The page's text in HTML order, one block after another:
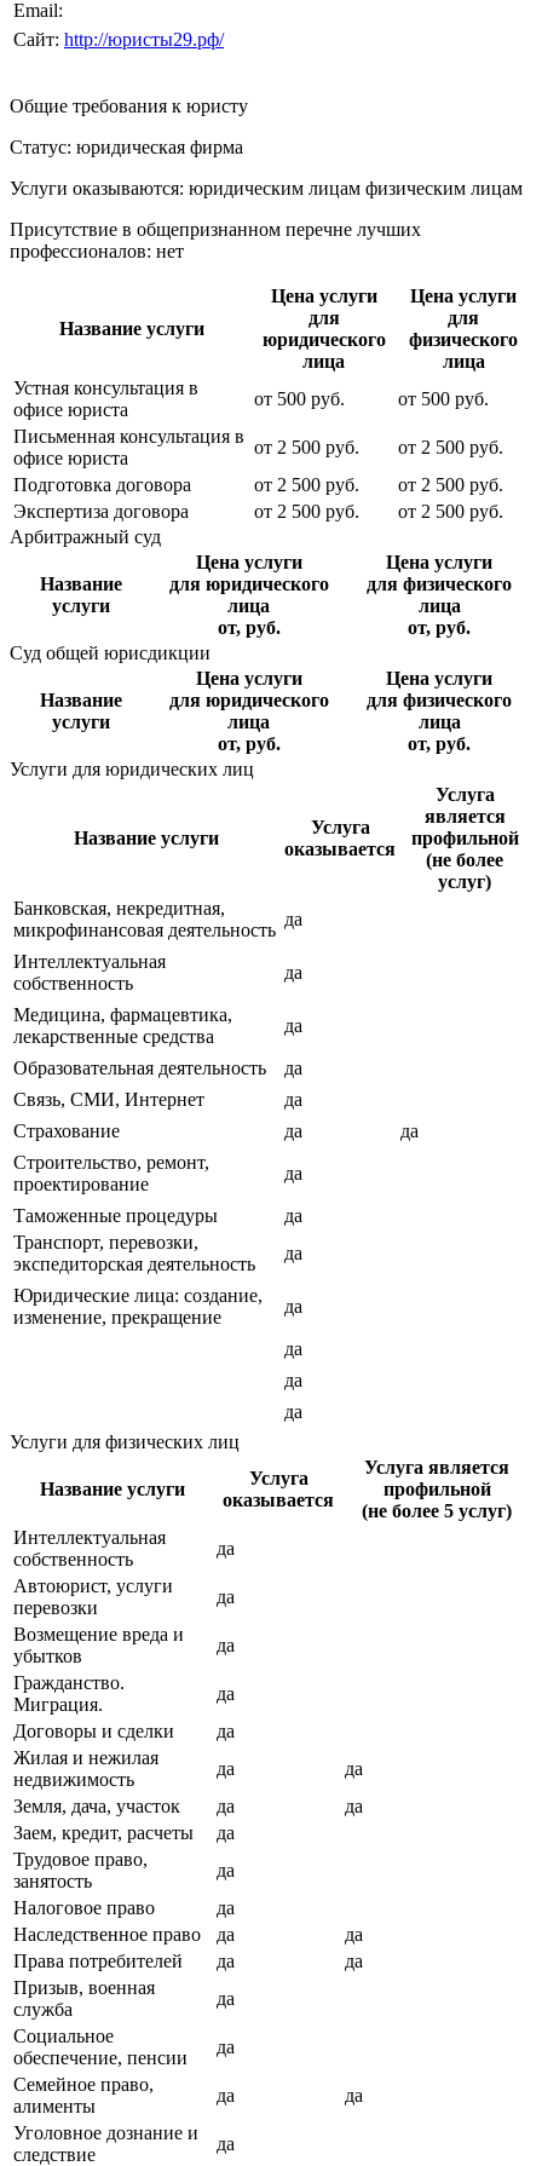
Email:
Сайт: http://юристы29.рф/
Общие требования к юристу
Статус: юридическая фирма
Услуги оказываются: юридическим лицам физическим лицам
Присутствие в общепризнанном перечне лучших
профессионалов: нет
Название услуги
Цена услуги
для
юридического
лица
Цена услуги
для
физического
лица
Устная консультация в
офисе юриста
от 500 руб. от 500 руб.
Письменная консультация в
офисе юриста
от 2 500 руб. от 2 500 руб.
Подготовка договора
от 2 500 руб. от 2 500 руб.
Экспертиза договора
от 2 500 руб. от 2 500 руб.
Арбитражный суд
Название
услуги
Цена услуги
для юридического
лица
от, руб.
Цена услуги
для физического
лица
от, руб.
Суд общей юрисдикции
Название
услуги
Цена услуги
для юридического
лица
от, руб.
Цена услуги
для физического
лица
от, руб.
Услуги для юридических лиц
Название услуги
Услуга
оказывается
Услуга
является
профильной
(не более
услуг)
Банковская, некредитная,
микрофинансовая деятельность
да
Интеллектуальная
собственность
да
Медицина, фармацевтика,
лекарственные средства
да
Образовательная деятельность
да
Связь, СМИ, Интернет
да
Страхование
да
да
Строительство, ремонт,
проектирование
да
Таможенные процедуры
да
Транспорт, перевозки,
экспедиторская деятельность
да
Юридические лица: создание,
изменение, прекращение
да
да
да
да
Услуги для физических лиц
Название услуги
Услуга
оказывается
Услуга является
профильной
(не более 5 услуг)
Интеллектуальная
собственность
да
Автоюрист, услуги
перевозки
да
Возмещение вреда и
убытков
да
Гражданство.
Миграция.
да
Договоры и сделки
да
Жилая и нежилая
недвижимость
да
да
Земля, дача, участок
да
да
Заем, кредит, расчеты
да
Трудовое право,
занятость
да
Налоговое право
да
Наследственное право
да
да
Права потребителей
да
да
Призыв, военная
служба
да
Социальное
обеспечение, пенсии
да
Семейное право,
алименты
да
да
Уголовное дознание и
следствие
да